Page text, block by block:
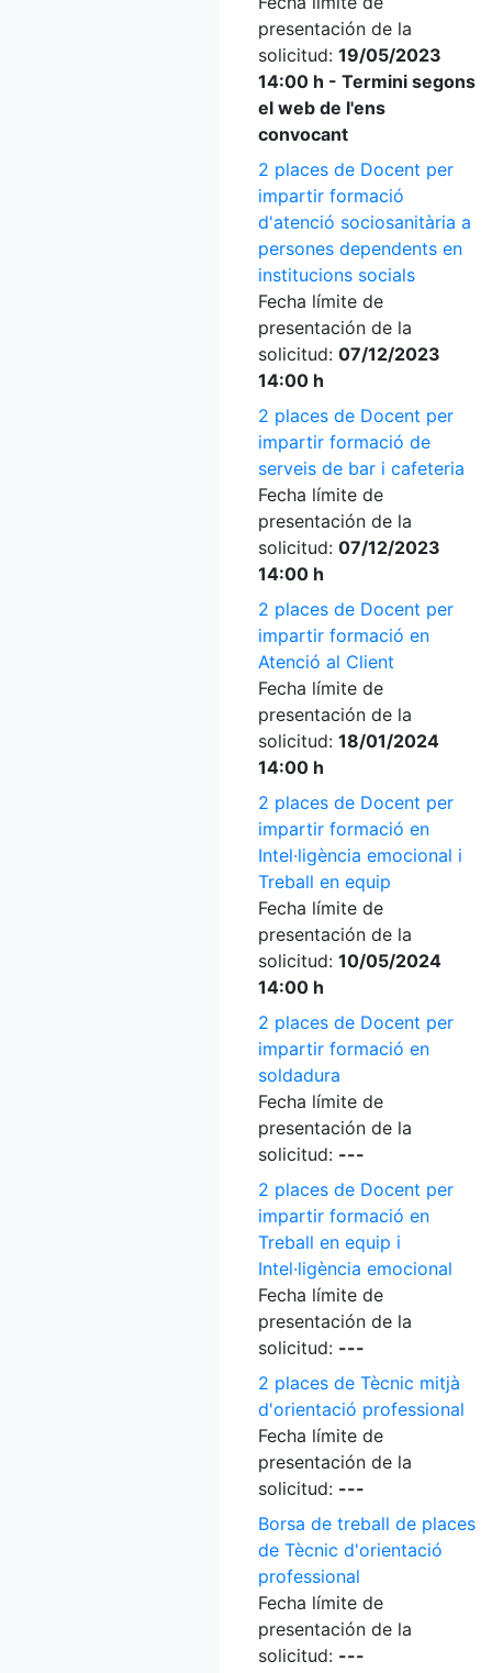
presentación de la
solicitud: 19/05/2023
14:00 h - Termini segons
el web de l'ens
convocant
2 places de Docent per
impartir formació
d'atenció sociosanitària a
persones dependents en
institucions socials
Fecha límite de
presentación de la
solicitud: 07/12/2023
14:00 h
2 places de Docent per
impartir formació de
serveis de bar i cafeteria
Fecha límite de
presentación de la
solicitud: 07/12/2023
14:00 h
2 places de Docent per
impartir formació en
Atenció al Client
Fecha límite de
presentación de la
solicitud: 18/01/2024
14:00 h
2 places de Docent per
impartir formació en
Intel·ligència emocional i
Treball en equip
Fecha límite de
presentación de la
solicitud: 10/05/2024
14:00 h
2 places de Docent per
impartir formació en
soldadura
Fecha límite de
presentación de la
solicitud: ---
2 places de Docent per
impartir formació en
Treball en equip i
Intel·ligència emocional
Fecha límite de
presentación de la
solicitud: ---
2 places de Tècnic mitjà
d'orientació professional
Fecha límite de
presentación de la
solicitud: ---
Borsa de treball de places
de Tècnic d'orientació
professional
Fecha límite de
presentación de la
solicitud: ---